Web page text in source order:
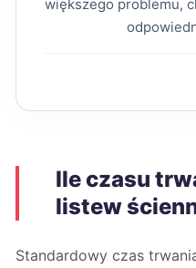
większego problemu,
Ile czasu
listew
Standardowy czas